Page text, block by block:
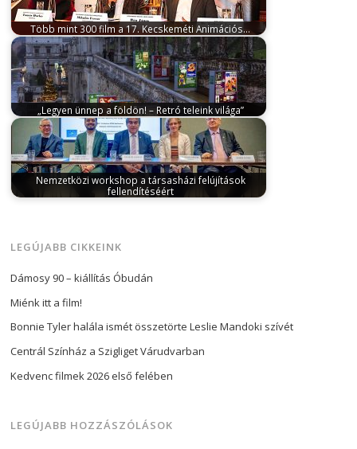
Több mint 300 film a 17. Kecskeméti Animációs…
május 20, 2025 Több mint 300 filmet láthatnak majd a
látogatók a 17.…
„Legyen ünnep a földön! – Retró teleink világa”
november 30, 2025Az 1970–80-as évek téli
ünnepeinek hangulatát idézi meg a „Legyen…
Nemzetközi workshop a társasházi felújítások
fellendítéséért
LEGÚJABB CIKKEINK
Dámosy 90 – kiállítás Óbudán
Miénk itt a film!
Bonnie Tyler halála ismét összetörte Leslie Mandoki szívét
Centrál Színház a Szigliget Várudvarban
Kedvenc filmek 2026 első felében
LEGÚJABB HOZZÁSZÓLÁSOK